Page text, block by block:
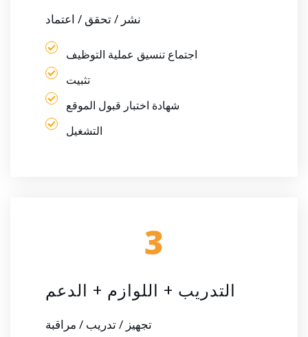
نشر / تحقق / اعتماد
اجتماع تنسيق عملية التوظيف
تثبيت
شهادة اختبار قبول الموقع
التشغيل
3
التدريب + اللوازم + الدعم
تجهيز / تدريب / مراقبة